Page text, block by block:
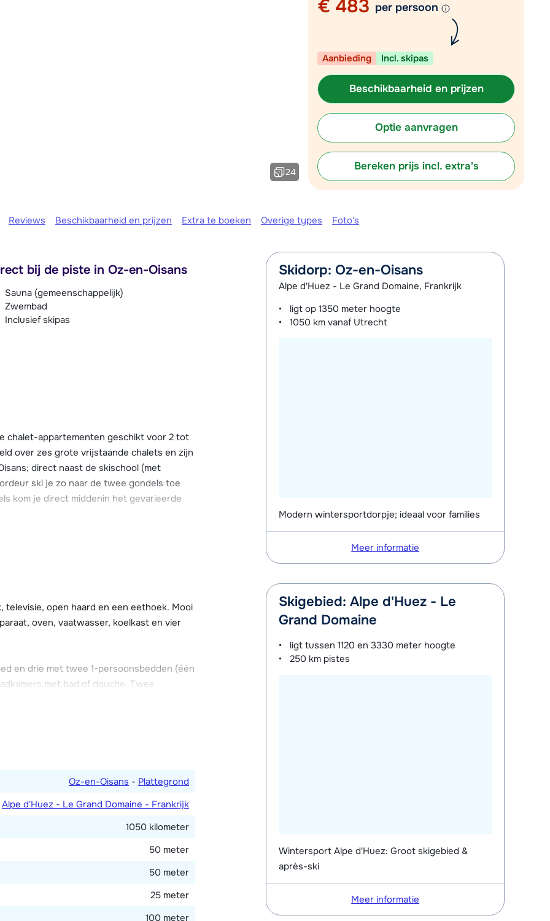
Vul het contactformulier in
We zijn er vandaag tot 17:30 uur.
24
€ 483 per persoon
Aanbieding Incl. skipas
Beschikbaarheid en prijzen
Optie aanvragen
Bereken prijs incl. extra's
Reviews Beschikbaarheid en prijzen Extra te boeken Overige types Foto's
bij de piste in Oz-en-Oisans
Sauna (gemeenschappelijk)
Zwembad
Inclusief skipas
chalet-appartementen geschikt voor 2 tot
over zes grote vrijstaande chalets en zijn
direct naast de skischool (met
ski je zo naar de twee gondels toe
kom je direct middenin het gevarieerde
komen. Broodjesservice is mogelijk via
haard. In het hoofdgebouw zijn een
is in het hoofdgebouw gelegen.
televisie, open haard en een eethoek. Mooi
oven, vaatwasser, koelkast en vier
en drie met twee 1-persoonsbedden (één
met bad of douche. Twee
Oz-en-Oisans - Plattegrond
Alpe d'Huez - Le Grand Domaine - Frankrijk
1050 kilometer
50 meter
50 meter
25 meter
100 meter
Skidorp: Oz-en-Oisans
Alpe d'Huez - Le Grand Domaine, Frankrijk
ligt op1350 meter hoogte
1050 km vanaf Utrecht
Modern wintersportdorpje; ideaal voor families
Meer informatie
Skigebied: Alpe d'Huez - Le
Grand Domaine
ligt tussen1120 en 3330 meter hoogte
250 km pistes
Wintersport Alpe d'Huez: Groot skigebied &
après-ski
Meer informatie